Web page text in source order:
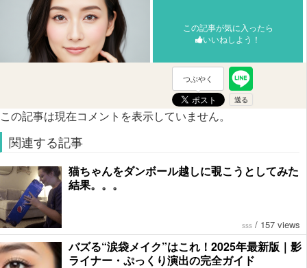
この記事が気に入ったら
いいねしよう！
つぶやく
この記事は現在コメントを表示していません。
関連する記事
猫ちゃんをダンボール越しに覗こうとしてみた
結果。。。
sss / 157 views
バズる“涙袋メイク”はこれ！2025年最新版｜影
ライナー・ぷっくり演出の完全ガイド